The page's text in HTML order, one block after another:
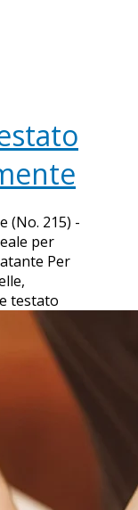
(No. 215) -
per
Per
testato